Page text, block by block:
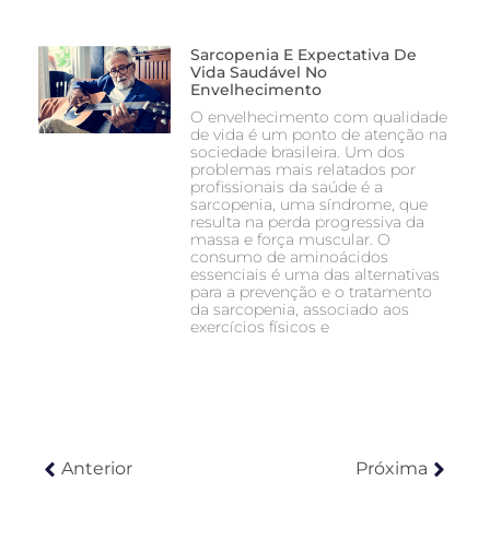
Sarcopenia E Expectativa De
Vida Saudável No
Envelhecimento
O envelhecimento com qualidade
de vida é um ponto de atenção na
sociedade brasileira. Um dos
problemas mais relatados por
profissionais da saúde é a
sarcopenia, uma síndrome, que
resulta na perda progressiva da
massa e força muscular. O
consumo de aminoácidos
essenciais é uma das alternativas
para a prevenção e o tratamento
da sarcopenia, associado aos
exercícios físicos e
Anterior Próxima